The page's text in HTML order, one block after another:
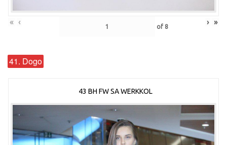
« ‹ of 8 › »
41. Dogo
43 BH FW SA WERKKOL